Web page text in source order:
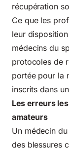
récupération
Ce que les
leur
médecins du
protocoles de
portée pour la
inscrits dans
Les erreurs
amateurs
Un médecin
des blessures